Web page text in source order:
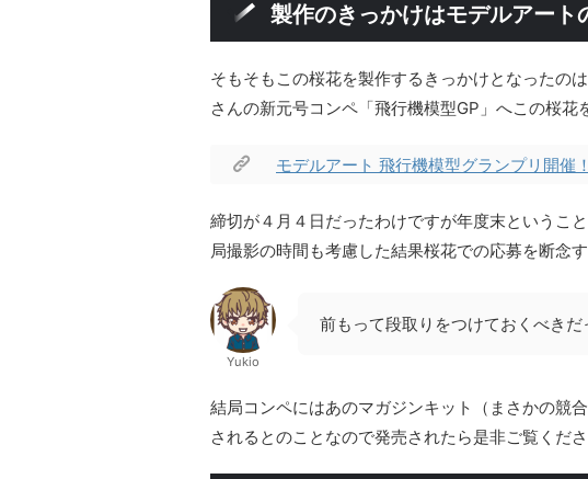
製作のきっかけはモデルアート
そもそもこの桜花を製作するきっかけとなったの
さんの新元号コンペ「飛行機模型GP」へこの桜花
モデルアート 飛行機模型グランプリ開催！
締切が４月４日だったわけですが年度末というこ
局撮影の時間も考慮した結果桜花での応募を断念
Yukio
前もって段取りをつけておくべきだ
結局コンペにはあのマガジンキット（まさかの競
されるとのことなので発売されたら是非ご覧くださ